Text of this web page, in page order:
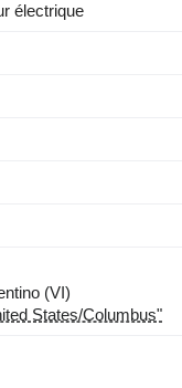
électrique
(VI)
States/Columbus"